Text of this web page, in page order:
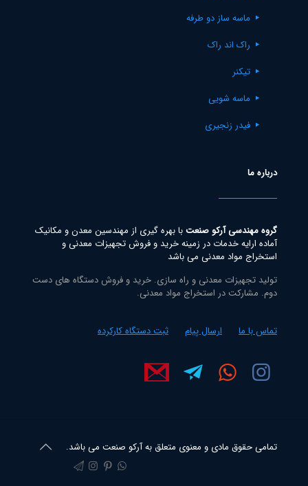
ماسه ساز دو طرفه
راک اند راک
تیکنر
ماسه شویی
فیدر زنجیری
درباره ما
گروه مهندسی آرکو صنعتبا بهره گیری از مهندسین معدن و مکانیک
آماده ارایه خدمات در زمینه خرید و فروش تجهیزات معدنی و
استخراج مواد معدنی می باشد
تولید تجهیزات معدنی و راه سازی. خرید و فروش دستگاه های دست
دوم. مشارکت در استخراج مواد معدنی.
تماس با ما ارسال پیام ثبت دستگاه کارکرده
تمامی حقوق مادی و معنوی متعلق به آرکو صنعت می باشد.